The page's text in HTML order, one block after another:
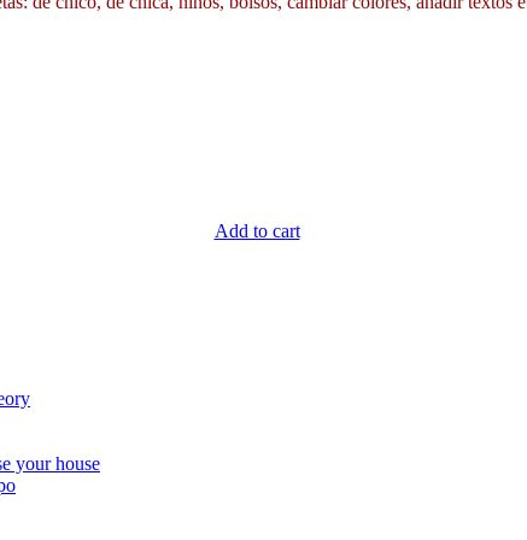
Add to cart
your house